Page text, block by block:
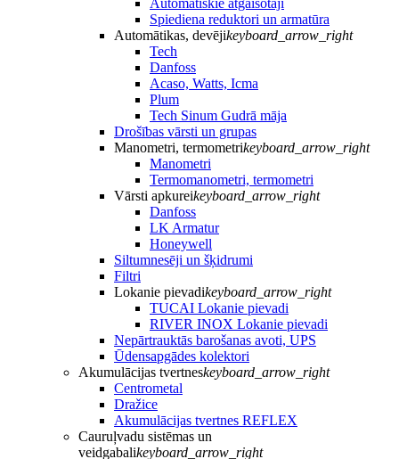
Automātiskie atgaisotāji
Spiediena reduktori un armatūra
Automātikas, devējikeyboard_arrow_right
Tech
Danfoss
Acaso, Watts, Icma
Plum
Tech Sinum Gudrā māja
Drošības vārsti un grupas
Manometri, termometrikeyboard_arrow_right
Manometri
Termomanometri, termometri
Vārsti apkureikeyboard_arrow_right
Danfoss
LK Armatur
Honeywell
Siltumnesēji un šķidrumi
Filtri
Lokanie pievadikeyboard_arrow_right
TUCAI Lokanie pievadi
RIVER INOX Lokanie pievadi
Nepārtrauktās barošanas avoti, UPS
Ūdensapgādes kolektori
Akumulācijas tvertneskeyboard_arrow_right
Centrometal
Dražice
Akumulācijas tvertnes REFLEX
Cauruļvadu sistēmas un
veidgabalikeyboard_arrow_right